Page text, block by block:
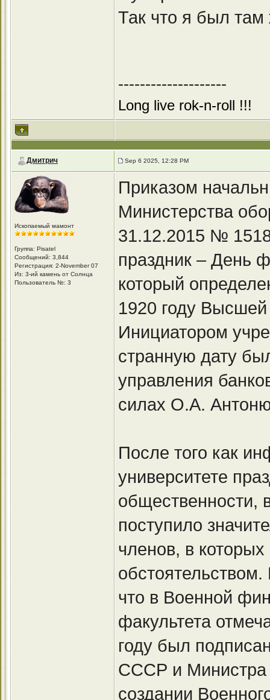
Так что я был
--------------------
Long live rok-n-roll !!!
Дмитрич Sep 6 2025, 12:28 PM
Ископаемый мамонт
Группа: Pisatel
Сообщений: 3,844
Регистрация: 2-November 07
Из: 3-ий камень от Солнца
Пользователь №: 3
Приказом
Министерства
31.12.2015 №
праздник – День
который
1920 году
Инициатором
странную дату
управления
силах О.А.
После того как
университете
общественности,
поступило
членов, в
что в Военной
факультета
году был
СССР и Министра
создании